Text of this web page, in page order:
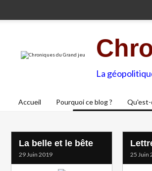
La
Accueil Pourquoi ce blog ? Qu'est-
La belle et le bête
29 Juin 2019 25 Juin